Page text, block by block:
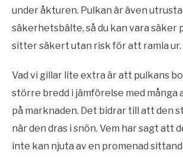
under åkturen. Pulkan är även
säkerhetsbälte, så du kan vara säker
sitter säkert utan risk för att ramla ur.
Vad vi gillar lite extra är att pulkans
större bredd i jämförelse med många
på marknaden. Det bidrar till att den
när den dras i snön. Vem har sagt att
inte kan njuta av en promenad